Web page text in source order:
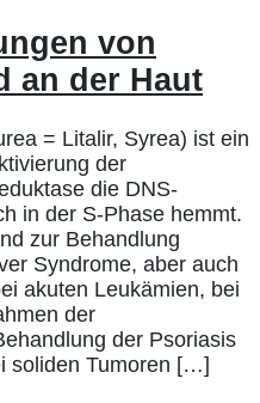
von
an der Haut
= Litalir, Syrea) ist ein
der
die DNS-
in der S-Phase hemmt.
zur Behandlung
Syndrome, aber auch
akuten Leukämien, bei
der
der Psoriasis
soliden Tumoren […]